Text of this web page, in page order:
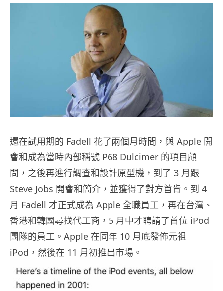
還在試用期的 Fadell 花了兩個月時間，與 Apple 開
會和成為當時內部稱號 P68 Dulcimer 的項目顧
問，之後再進行調查和設計原型機，到了 3 月跟
Steve Jobs 開會和簡介，並獲得了對方首肯。到 4
月 Fadell 才正式成為 Apple 全職員工，再在台灣、
香港和韓國尋找代工商，5 月中才聘請了首位 iPod
團隊的員工。Apple 在同年 10 月底發佈元祖
iPod，然後在 11 月初推出市場。